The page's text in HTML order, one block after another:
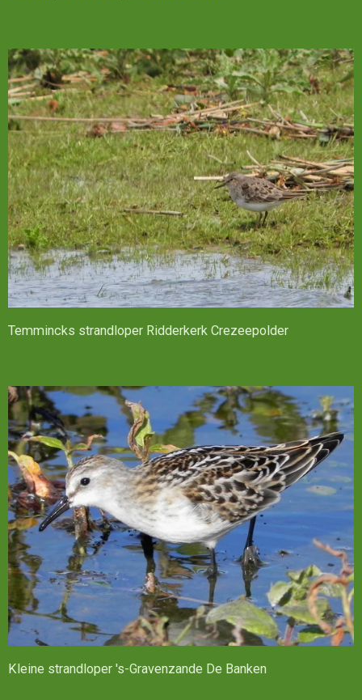
Temmincks strandloper Ridderkerk Crezeepolder
Kleine strandloper 's-Gravenzande De Banken